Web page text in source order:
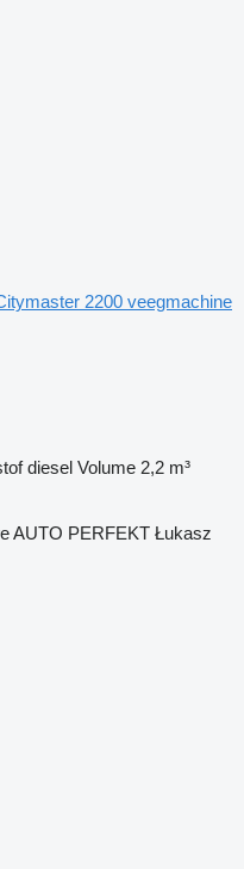
2200 veegmachine
diesel Volume 2,2 m³
AUTO PERFEKT Łukasz